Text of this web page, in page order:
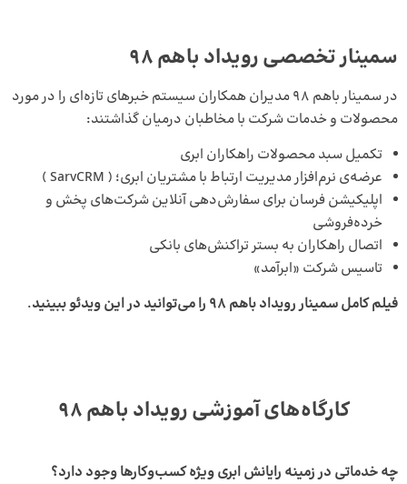
سمینار تخصصی رویداد باهم 98
در سمینار باهم 98 مدیران همکاران سیستم خبرهای تازه‌‌ای را در مورد
محصولات و خدمات شرکت با مخاطبان درمیان گذاشتند:
تکمیل سبد محصولات راهکاران ابری
عرضه‌ی نرم‌افزار مدیریت ارتباط با مشتریان ابری؛ ( SarvCRM )
اپلیکیشن فرسان برای سفارش‌دهی آنلاین شرکت‌های پخش و
خرده‌فروشی
اتصال راهکاران به بستر تراکنش‌های بانکی
تاسیس شرکت «ابرآمد»
فیلم کامل سمینار رویداد باهم 98 را می‌توانید در این ویدئو ببینید
.
کارگاه‌های آموزشی رویداد باهم 98
چه خدماتی در زمینه رایانش ابری ویژه‌ کسب‌و‌کار‌ها وجود دارد؟